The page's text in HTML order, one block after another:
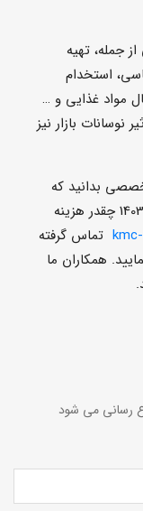
بازار نیز
بدانید که
راه اندازی کترینگ مورد نظر شما در سال 1403 چقدر هزینه
تماس گرفته
همکاران ما
رسانی می شود